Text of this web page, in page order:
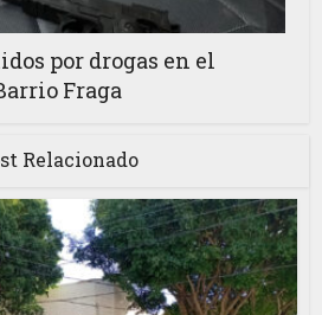
por drogas en el
Fraga
Relacionado